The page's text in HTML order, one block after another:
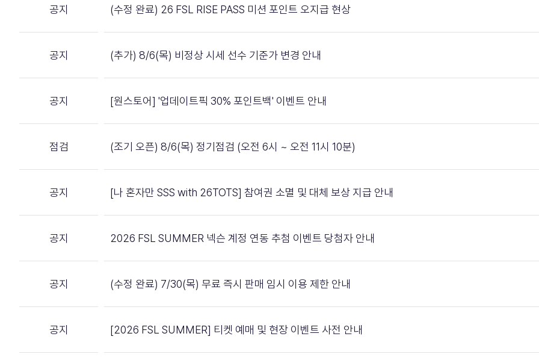
공지 (수정 완료) 26 FSL RISE PASS 미션 포인트 오지급 현상
공지 (추가) 8/6(목) 비정상 시세 선수 기준가 변경 안내
공지 [원스토어] '업데이트픽 30% 포인트백' 이벤트 안내
점검 (조기 오픈) 8/6(목) 정기점검 (오전 6시 ~ 오전 11시 10분)
공지 [나 혼자만 SSS with 26TOTS] 참여권 소멸 및 대체 보상 지급 안내
공지 2026 FSL SUMMER 넥슨 계정 연동 추첨 이벤트 당첨자 안내
공지 (수정 완료) 7/30(목) 무료 즉시 판매 임시 이용 제한 안내
공지 [2026 FSL SUMMER] 티켓 예매 및 현장 이벤트 사전 안내